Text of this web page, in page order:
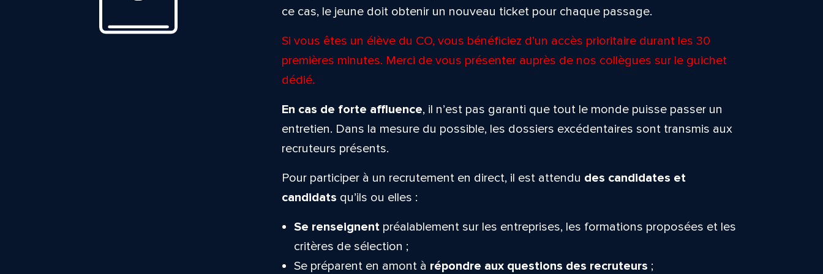
ce cas, le jeune doit obtenir un nouveau ticket pour chaque passage.
Si vous êtes un élève du CO, vous bénéficiez d’un accès prioritaire durant les 30
premières minutes. Merci de vous présenter auprès de nos collègues sur le guichet
dédié.
En cas de forte affluence, il n’est pas garanti que tout le monde puisse passer un
entretien. Dans la mesure du possible, les dossiers excédentaires sont transmis aux
recruteurs présents.
Pour participer à un recrutement en direct, il est attendu des candidates et
candidats qu’ils ou elles :
Se renseignentpréalablement sur les entreprises, les formations proposées et les
critères de sélection ;
Se préparent en amont à répondre aux questions des recruteurs ;